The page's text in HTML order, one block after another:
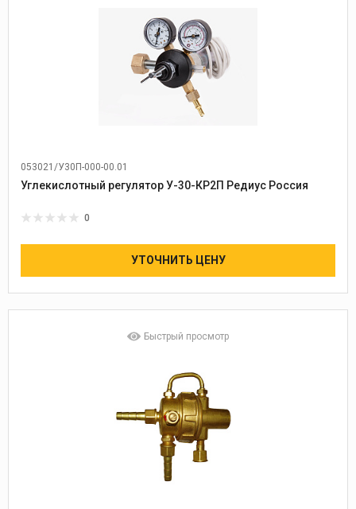
053021/У30П-000-00.01
Углекислотный регулятор У-30-КР2П Редиус Россия
0
УТОЧНИТЬ ЦЕНУ
Быстрый просмотр